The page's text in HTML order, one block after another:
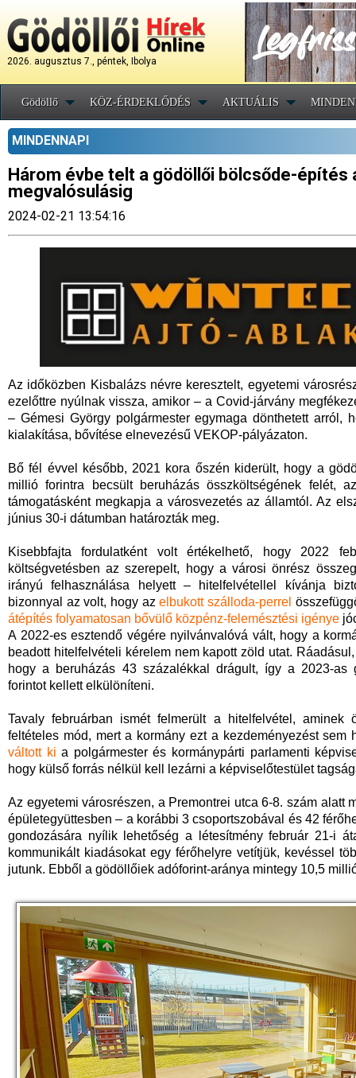
2026. augusztus 7., péntek, Ibolya
Gödöllő KÖZ-ÉRDEKLŐDÉS AKTUÁLIS
MINDENNAPI
Három évbe telt a gödöllői bölcsőde-építés
megvalósulásig
2024-02-21 13:54:16
Az időközben Kisbalázs névre keresztelt, egyetemi
ezelőttre nyúlnak vissza, amikor – a Covid-járvány
– Gémesi György polgármester egymaga dönthetett
kialakítása, bővítése elnevezésű VEKOP-pályázaton.
Bő fél évvel később, 2021 kora őszén kiderült, hogy a
millió forintra becsült beruházás összköltségének felét,
támogatásként megkapja a városvezetés az államtól. Az
június 30-i dátumban határozták meg.
Kisebbfajta fordulatként volt értékelhető, hogy 2022
költségvetésben az szerepelt, hogy a városi önrész
irányú felhasználása helyett – hitelfelvétellel kívánja
bizonnyal az volt, hogy azelbukott szálloda-perrel
átépítés folyamatosan bővülő közpénz-felemésztési igénye
A 2022-es esztendő végére nyilvánvalóvá vált, hogy a
beadott hitelfelvételi kérelem nem kapott zöld utat.
hogy a beruházás 43 százalékkal drágult, így a 2023-as
forintot kellett elkülöníteni.
Tavaly februárban ismét felmerült a hitelfelvétel,
feltételes mód, mert a kormány ezt a kezdeményezést
váltott ki a polgármester és kormánypárti parlamenti
hogy külső forrás nélkül kell lezárni a képviselőtestület
Az egyetemi városrészen, a Premontrei utca 6-8. szám alatt
épületegyüttesben – a korábbi 3 csoportszobával és 42
gondozására nyílik lehetőség a létesítmény február 21-i
kommunikált kiadásokat egy férőhelyre vetítjük, kevéssel
jutunk. Ebből a gödöllőiek adóforint-aránya mintegy 10,5